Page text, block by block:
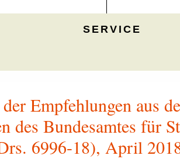
SERVICE
Empfehlungen aus
des Bundesamtes für
6996-18), April